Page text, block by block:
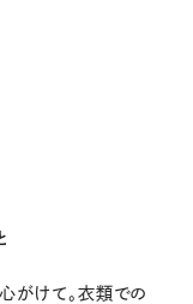
がけて。衣類での